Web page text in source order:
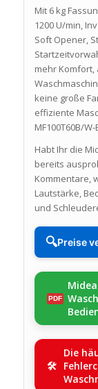
Mit 6 kg
1200 U/min,
Soft Opener,
mehr
keine große
effiziente
MF100T60B/
Habt Ihr die
bereits
Kommentare,
Lautstärke,
und
🔍Preise
Die